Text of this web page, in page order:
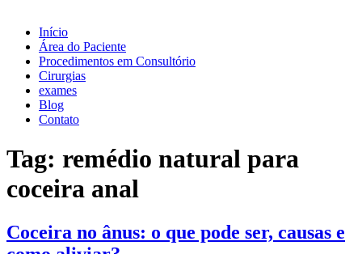
Início
Área do Paciente
Procedimentos em Consultório
Cirurgias
exames
Blog
Contato
Tag: remédio natural para
coceira anal
Coceira no ânus: o que pode ser, causas e